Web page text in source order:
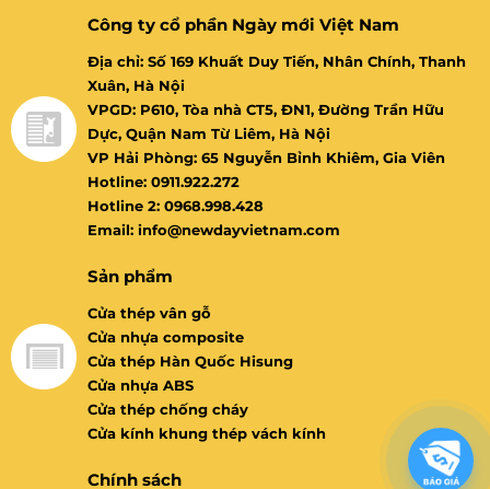
Công ty cổ phần Ngày mới Việt Nam
Địa chỉ: Số 169 Khuất Duy Tiến, Nhân Chính, Thanh
Xuân, Hà Nội
VPGD: P610, Tòa nhà CT5, ĐN1, Đường Trần Hữu
Dực, Quận Nam Từ Liêm, Hà Nội
VP Hải Phòng: 65 Nguyễn Bỉnh Khiêm, Gia Viên
Hotline: 0911.922.272
Hotline 2: 0968.998.428
Email: info@newdayvietnam.com
Sản phẩm
Cửa thép vân gỗ
Cửa nhựa composite
Cửa thép Hàn Quốc Hisung
Cửa nhựa ABS
Cửa thép chống cháy
Cửa kính khung thép vách kính
Chính sách